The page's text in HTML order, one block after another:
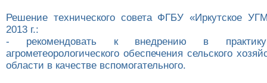
Решение технического совета ФГБУ «Иркутское
2013 г.:
- рекомендовать к внедрению в практику
агрометеорологического обеспечения сельского
области в качестве вспомогательного.